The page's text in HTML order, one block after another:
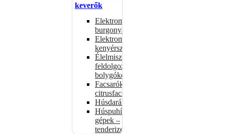
keverők
Elektromos
burgonyahámozók
Elektromos
kenyérszeletelők
Élelmiszer-
feldolgozók –
bolygókeverők
Facsarók,
citrusfacsarók
Húsdarálók
Húspuhító
gépek –
tenderizerek